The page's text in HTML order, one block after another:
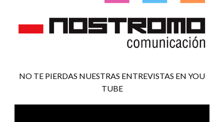
NO TE PIERDAS NUESTRAS ENTREVISTAS EN YOU
TUBE